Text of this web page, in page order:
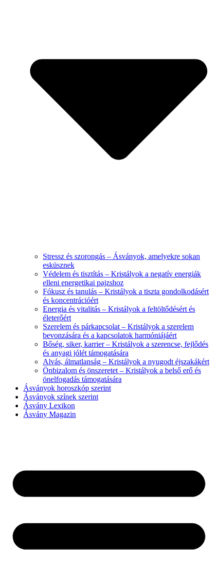
Stressz és szorongás – Ásványok, amelyekre sokan
esküsznek
Védelem és tisztítás – Kristályok a negatív energiák
elleni energetikai pajzshoz
Fókusz és tanulás – Kristályok a tiszta gondolkodásért
és koncentrációért
Energia és vitalitás – Kristályok a feltöltődésért és
életerőért
Szerelem és párkapcsolat – Kristályok a szerelem
bevonzására és a kapcsolatok harmóniájáért
Bőség, siker, karrier – Kristályok a szerencse, fejlődés
és anyagi jólét támogatására
Alvás, álmatlanság – Kristályok a nyugodt éjszakákért
Önbizalom és önszeretet – Kristályok a belső erő és
önelfogadás támogatására
Ásványok horoszkóp szerint
Ásványok színek szerint
Ásvány Lexikon
Ásvány Magazin